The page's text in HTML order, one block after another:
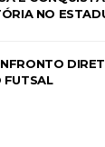
NO
FUTSAL